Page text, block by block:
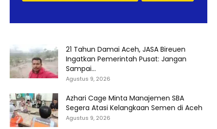
21 Tahun Damai Aceh, JASA Bireuen
Ingatkan Pemerintah Pusat: Jangan
Sampai...
Agustus 9, 2026
Azhari Cage Minta Manajemen SBA
Segera Atasi Kelangkaan Semen di Aceh
Agustus 9, 2026